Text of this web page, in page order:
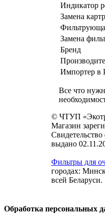
Индикатор
Замена
Замена
Бренд
Импортер в
Все что
© ЧТУП
Магазин
выдано
Фильтры для
городах:
всей Беларуси.
Обработка персональных